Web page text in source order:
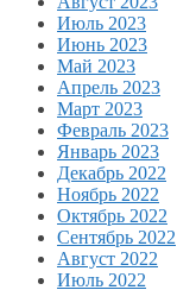
Июль 2023
Июнь 2023
Май 2023
Апрель 2023
Март 2023
Февраль 2023
Январь 2023
Декабрь 2022
Ноябрь 2022
Октябрь 2022
Сентябрь 2022
Август 2022
Июль 2022